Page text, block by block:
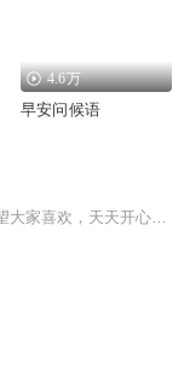
4.6万
早安问候语